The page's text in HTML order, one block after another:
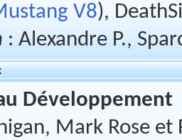
V8),
: Alexandre P.,
Développement
Mark Rose